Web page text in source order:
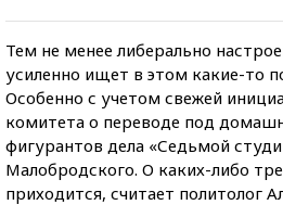
Тем не менее либерально
усиленно ищет в этом какие-то
Особенно с учетом свежей
комитета о переводе под
фигурантов дела «Седьмой
Малобродского. О каких-либо
приходится, считает политолог